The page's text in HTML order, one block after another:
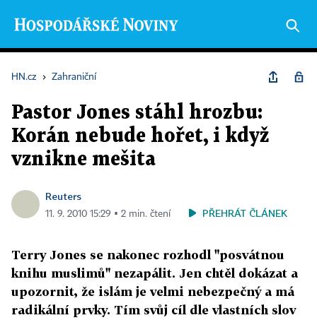
HN.cz › Zahraniční
Pastor Jones stáhl hrozbu:
Korán nebude hořet, i když
vznikne mešita
Reuters
11. 9. 2010 15:29 ▪ 2 min. čtení PŘEHRÁT ČLÁNEK
Terry Jones se nakonec rozhodl "posvátnou
knihu muslimů" nezapálit. Jen chtěl dokázat a
upozornit, že islám je velmi nebezpečný a má
radikální prvky. Tím svůj cíl dle vlastních slov